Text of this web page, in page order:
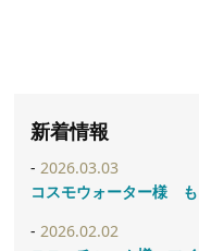
新着情報
2026.03.03
コスモウォーター様
2026.02.02